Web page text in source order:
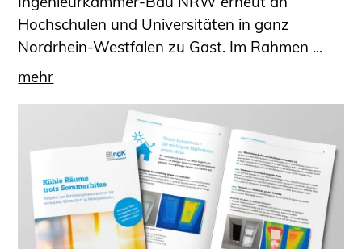
Hochschulen und Universitäten in ganz
Nordrhein-Westfalen zu Gast. Im Rahmen ...
mehr